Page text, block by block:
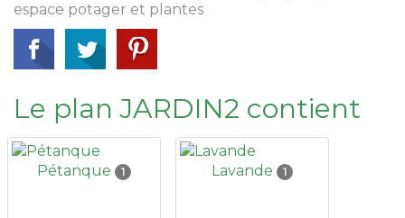
espace potager et plantes
Le plan JARDIN2 contient
Pétanque 1 Lavande 1